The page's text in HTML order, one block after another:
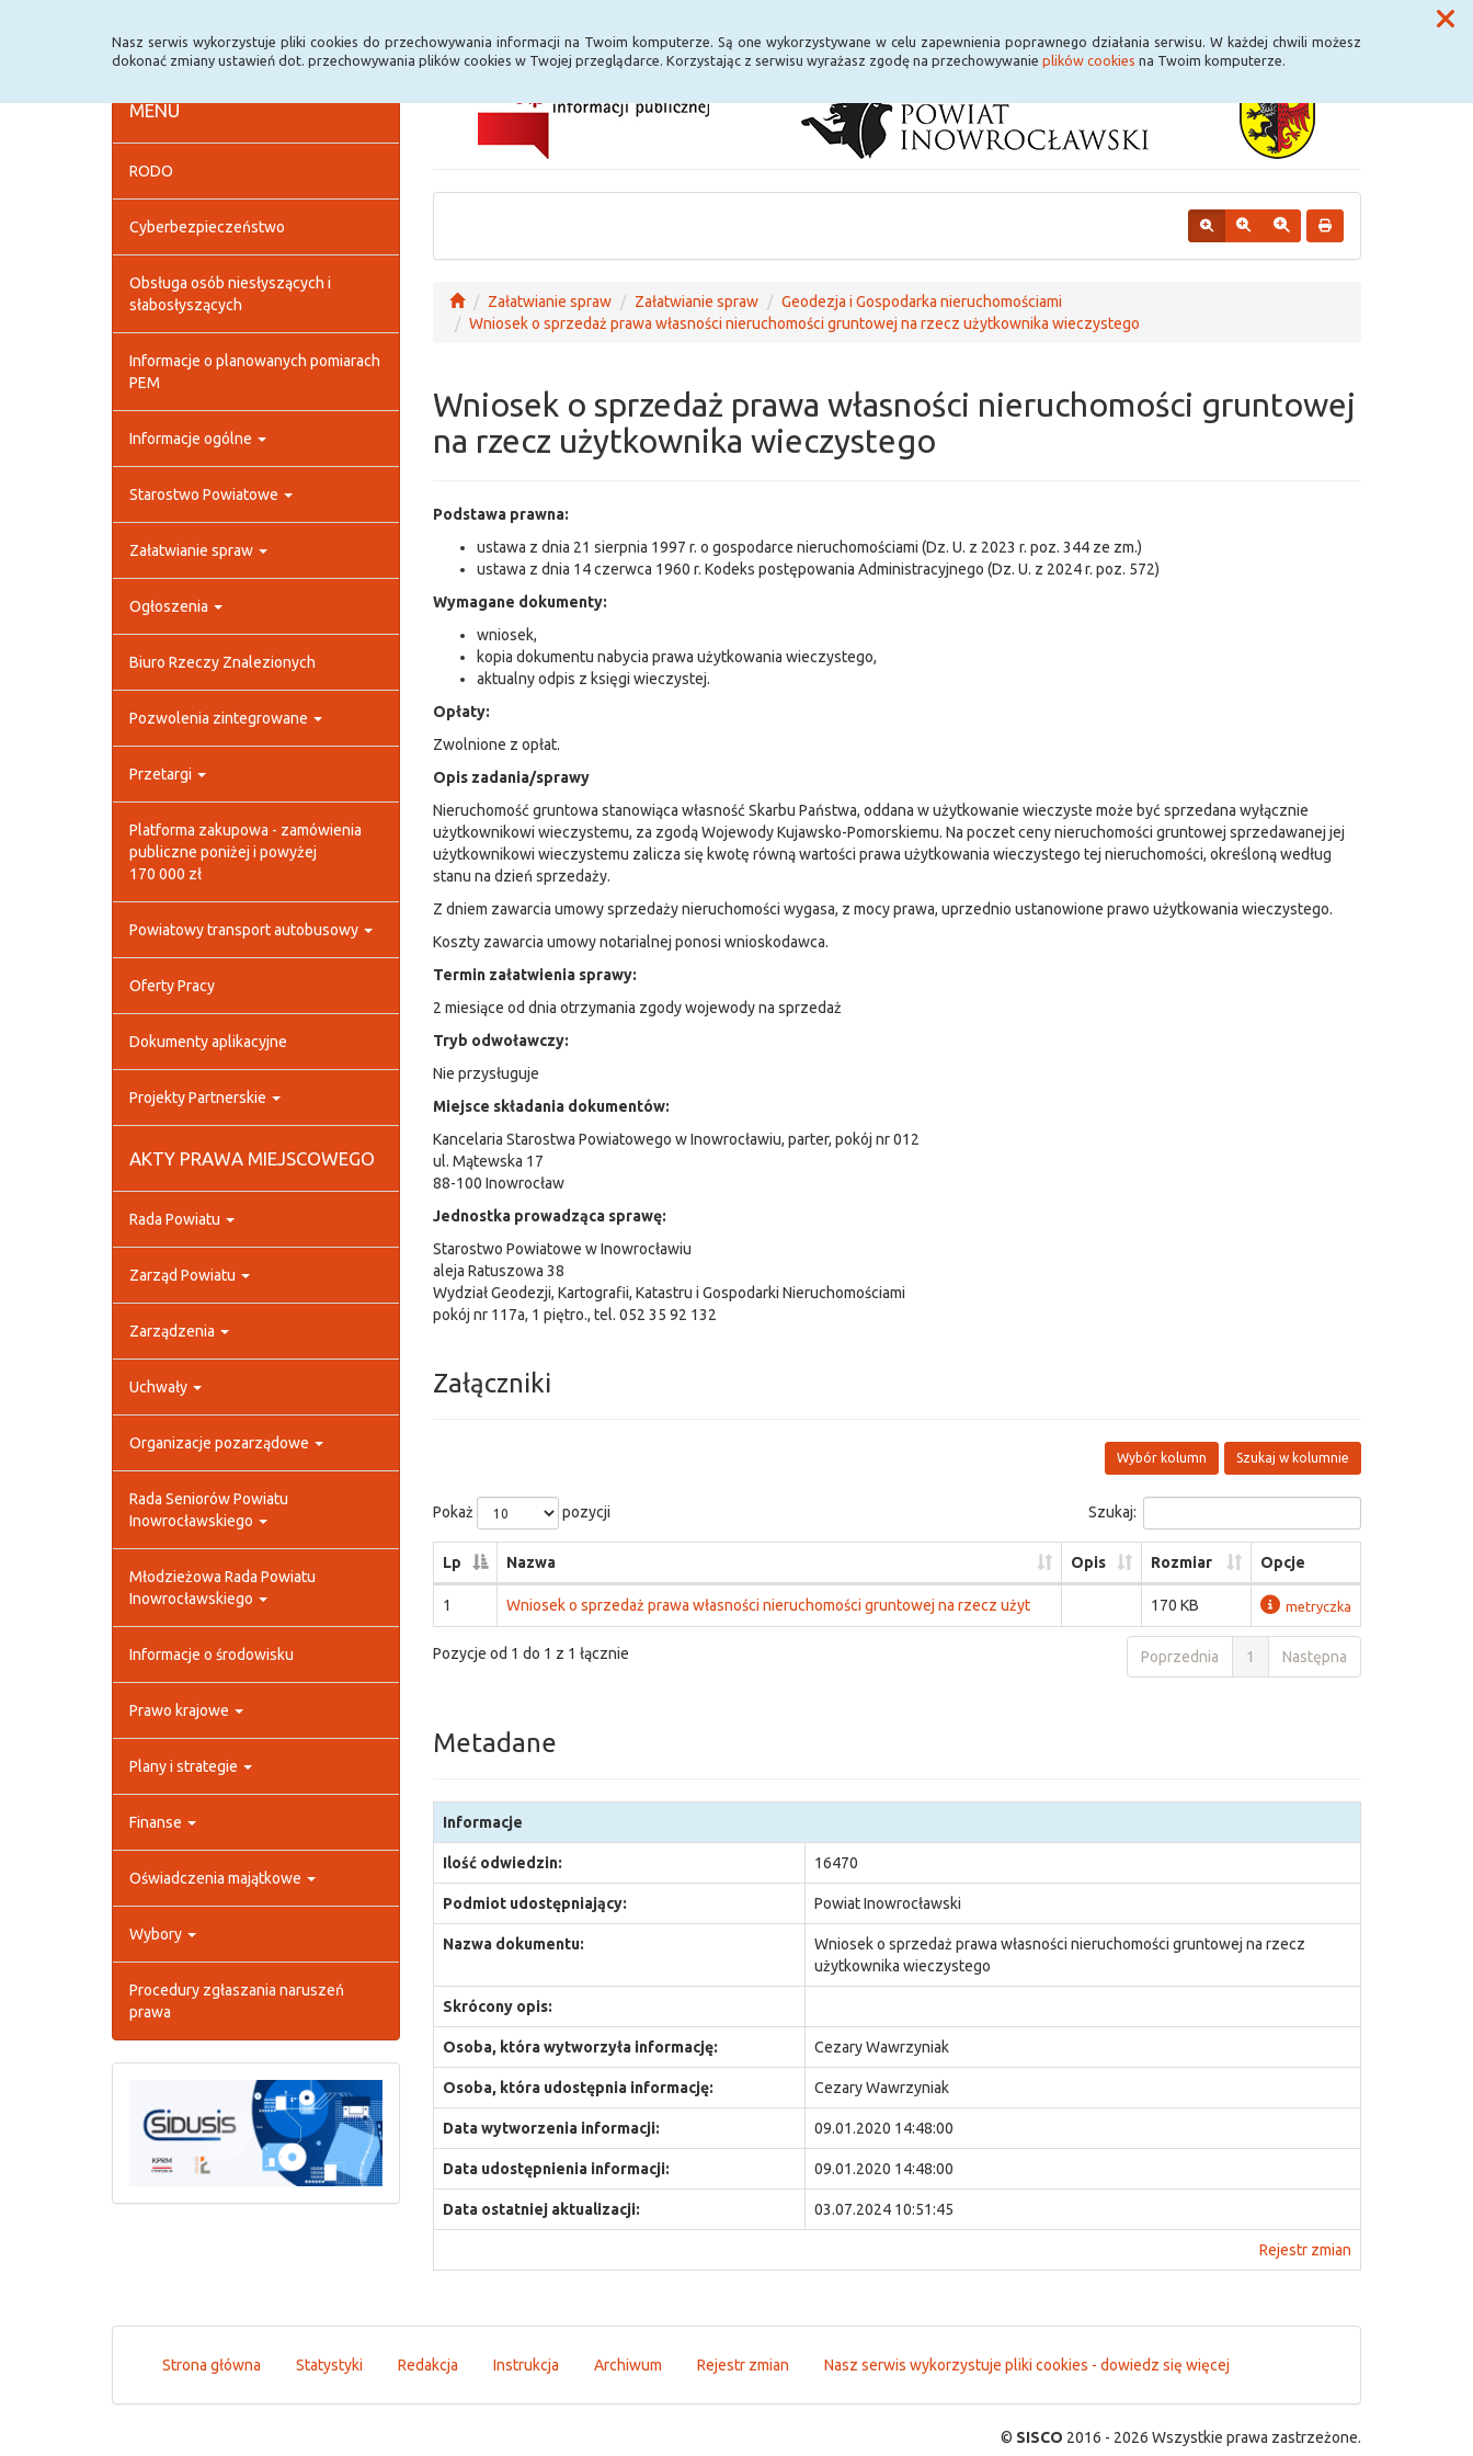
Nasz serwis wykorzystuje pliki cookies do przechowywania informacji na Twoim komputerze. Są one wykorzystywane w celu zapewnienia poprawnego działania serwisu. W każdej chwili możesz
dokonać zmiany ustawień dot. przechowywania plików cookies w Twojej przeglądarce. Korzystając z serwisu wyrażasz zgodę na przechowywanie plików cookies na Twoim komputerze.
MENU
RODO
Cyberbezpieczeństwo
Obsługa osób niesłyszących i
słabosłyszących
Informacje o planowanych pomiarach
PEM
Informacje ogólne
Starostwo Powiatowe
Załatwianie spraw
Ogłoszenia
Biuro Rzeczy Znalezionych
Pozwolenia zintegrowane
Przetargi
Platforma zakupowa - zamówienia
publiczne poniżej i powyżej
170 000 zł
Powiatowy transport autobusowy
Oferty Pracy
Dokumenty aplikacyjne
Projekty Partnerskie
AKTY PRAWA MIEJSCOWEGO
Rada Powiatu
Zarząd Powiatu
Zarządzenia
Uchwały
Organizacje pozarządowe
Rada Seniorów Powiatu
Inowrocławskiego
Młodzieżowa Rada Powiatu
Inowrocławskiego
Informacje o środowisku
Prawo krajowe
Plany i strategie
Finanse
Oświadczenia majątkowe
Wybory
Procedury zgłaszania naruszeń
prawa
Załatwianie spraw Załatwianie spraw
Geodezja i Gospodarka nieruchomościami
Wniosek o sprzedaż prawa własności nieruchomości gruntowej na rzecz użytkownika wieczystego
Wniosek o sprzedaż prawa własności nieruchomości gruntowej
na rzecz użytkownika wieczystego
Podstawa prawna:
ustawa z dnia 21 sierpnia 1997 r. o gospodarce nieruchomościami (Dz. U. z 2023 r. poz. 344 ze zm.)
ustawa z dnia 14 czerwca 1960 r. Kodeks postępowania Administracyjnego (Dz. U. z 2024 r. poz. 572)
Wymagane dokumenty:
wniosek,
kopia dokumentu nabycia prawa użytkowania wieczystego,
aktualny odpis z księgi wieczystej.
Opłaty:
Zwolnione z opłat.
Opis zadania/sprawy
Nieruchomość gruntowa stanowiąca własność Skarbu Państwa, oddana w użytkowanie wieczyste może być sprzedana wyłącznie
użytkownikowi wieczystemu, za zgodą Wojewody Kujawsko-Pomorskiemu. Na poczet ceny nieruchomości gruntowej sprzedawanej jej
użytkownikowi wieczystemu zalicza się kwotę równą wartości prawa użytkowania wieczystego tej nieruchomości, określoną według
stanu na dzień sprzedaży.
Z dniem zawarcia umowy sprzedaży nieruchomości wygasa, z mocy prawa, uprzednio ustanowione prawo użytkowania wieczystego.
Koszty zawarcia umowy notarialnej ponosi wnioskodawca.
Termin załatwienia sprawy:
2 miesiące od dnia otrzymania zgody wojewody na sprzedaż
Tryb odwoławczy:
Nie przysługuje
Miejsce składania dokumentów:
Kancelaria Starostwa Powiatowego w Inowrocławiu, parter, pokój nr 012
ul. Mątewska 17
88-100 Inowrocław
Jednostka prowadząca sprawę:
Starostwo Powiatowe w Inowrocławiu
aleja Ratuszowa 38
Wydział Geodezji, Kartografii, Katastru i Gospodarki Nieruchomościami
pokój nr 117a, 1 piętro., tel. 052 35 92 132
Załączniki
Szukaj w kolumnie
Wybór kolumn
Pokaż pozycji Szukaj:
Lp Nazwa Opis Rozmiar Opcje
1 Wniosek o sprzedaż prawa własności nieruchomości gruntowej na rzecz użyt 170 KB metryczka
Pozycje od 1 do 1 z 1 łącznie Poprzednia 1 Następna
Metadane
Informacje
Ilość odwiedzin: 16470
Podmiot udostępniający: Powiat Inowrocławski
Nazwa dokumentu:
Wniosek o sprzedaż prawa własności nieruchomości gruntowej na rzecz
użytkownika wieczystego
Skrócony opis:
Osoba, która wytworzyła informację: Cezary Wawrzyniak
Osoba, która udostępnia informację: Cezary Wawrzyniak
Data wytworzenia informacji: 09.01.2020 14:48:00
Data udostępnienia informacji: 09.01.2020 14:48:00
Data ostatniej aktualizacji: 03.07.2024 10:51:45
Rejestr zmian
Strona główna Statystyki Redakcja Instrukcja Archiwum Rejestr zmian Nasz serwis wykorzystuje pliki cookies - dowiedz się więcej
© SISCO 2016 - 2026 Wszystkie prawa zastrzeżone.